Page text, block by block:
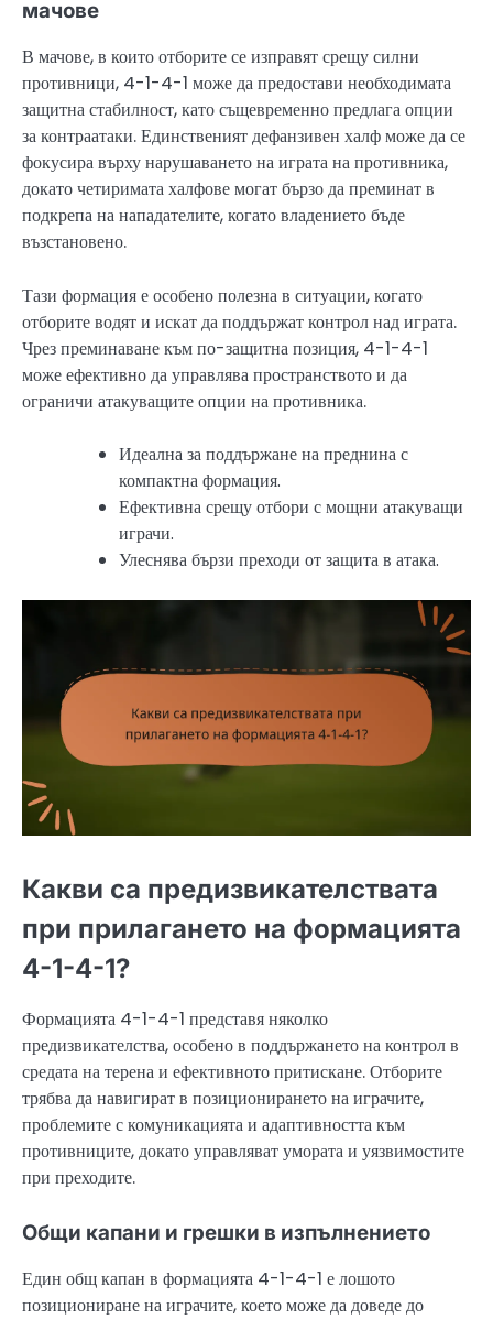
мачове
В мачове, в които отборите се изправят срещу силни
противници, 4-1-4-1 може да предостави необходимата
защитна стабилност, като същевременно предлага опции
за контраатаки. Единственият дефанзивен халф може да се
фокусира върху нарушаването на играта на противника,
докато четиримата халфове могат бързо да преминат в
подкрепа на нападателите, когато владението бъде
възстановено.
Тази формация е особено полезна в ситуации, когато
отборите водят и искат да поддържат контрол над играта.
Чрез преминаване към по-защитна позиция, 4-1-4-1
може ефективно да управлява пространството и да
ограничи атакуващите опции на противника.
Идеална за поддържане на преднина с
компактна формация.
Ефективна срещу отбори с мощни атакуващи
играчи.
Улеснява бързи преходи от защита в атака.
Какви са предизвикателствата
при прилагането на формацията
4-1-4-1?
Формацията 4-1-4-1 представя няколко
предизвикателства, особено в поддържането на контрол в
средата на терена и ефективното притискане. Отборите
трябва да навигират в позиционирането на играчите,
проблемите с комуникацията и адаптивността към
противниците, докато управляват умората и уязвимостите
при преходите.
Общи капани и грешки в изпълнението
Един общ капан в формацията 4-1-4-1 е лошото
позициониране на играчите, което може да доведе до